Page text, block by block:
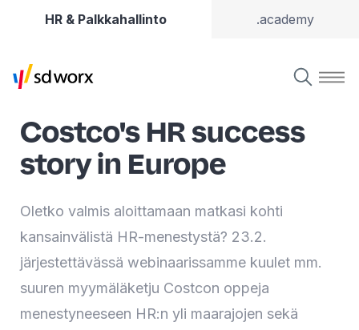
HR & Palkkahallinto .academy
Costco's HR success
story in Europe
Oletko valmis aloittamaan matkasi kohti
kansainvälistä HR-menestystä? 23.2.
järjestettävässä webinaarissamme kuulet mm.
suuren myymäläketju Costcon oppeja
menestyneeseen HR:n yli maarajojen sekä